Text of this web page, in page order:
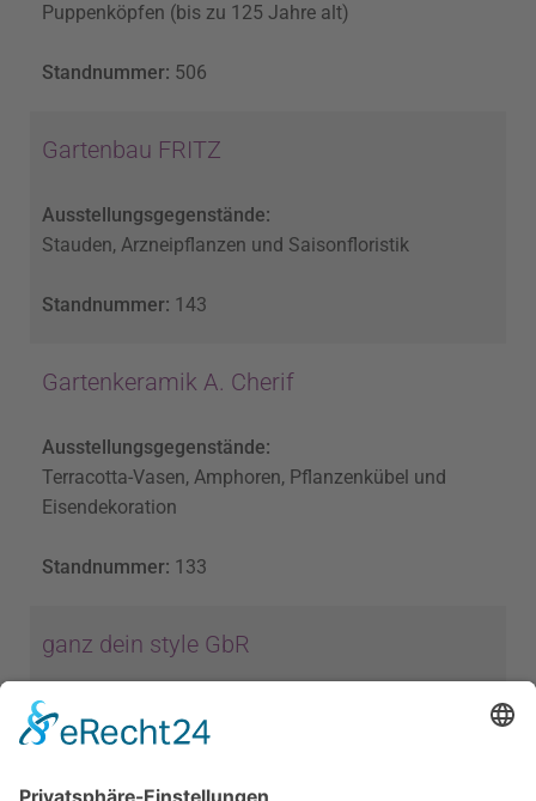
Puppenköpfen (bis zu 125 Jahre alt)
Standnummer: 506
Gartenbau FRITZ
Ausstellungsgegenstände:
Stauden, Arzneipflanzen und Saisonfloristik
Standnummer: 143
Gartenkeramik A. Cherif
Ausstellungsgegenstände:
Terracotta-Vasen, Amphoren, Pflanzenkübel und
Eisendekoration
Standnummer: 133
ganz dein style GbR
Ausstellungsgegenstände:
Unikat-Holzarmbanduhren, -armbänder und -ringe,